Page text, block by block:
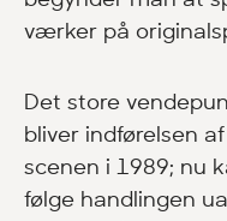
værker på
Det store
bliver indførelsen
scenen i 1989; nu
følge handlingen